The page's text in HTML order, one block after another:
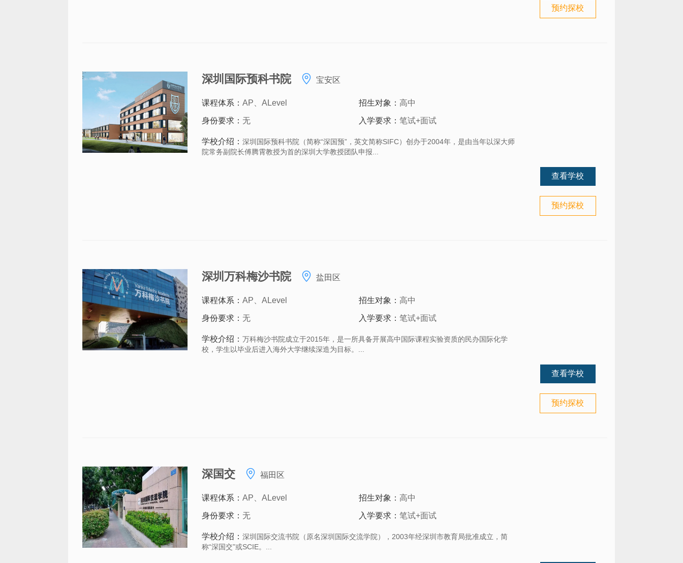
预约探校
深圳国际预科书院 宝安区
课程体系： AP、ALevel 招生对象：高中
身份要求： 无 入学要求：笔试+面试
学校介绍： 深圳国际预科书院（简称“深国预”，英文简称SIFC）创办于2004年，是由当年以深大师
院常务副院长傅腾霄教授为首的深圳大学教授团队申报...
查看学校
预约探校
深圳万科梅沙书院 盐田区
课程体系： AP、ALevel 招生对象：高中
身份要求： 无 入学要求：笔试+面试
学校介绍： 万科梅沙书院成立于2015年，是一所具备开展高中国际课程实验资质的民办国际化学
校，学生以毕业后进入海外大学继续深造为目标。...
查看学校
预约探校
深国交 福田区
课程体系： AP、ALevel 招生对象：高中
身份要求： 无 入学要求：笔试+面试
学校介绍： 深圳国际交流书院（原名深圳国际交流学院），2003年经深圳市教育局批准成立，简
称“深国交”或SCIE。...